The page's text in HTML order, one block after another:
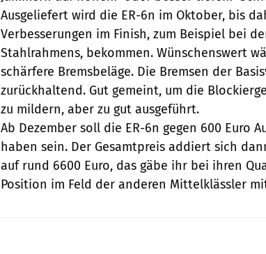
Ausgeliefert wird die ER-6n im Oktober, bis
Verbesserungen im Finish, zum Beispiel bei
Stahlrahmens, bekommen. Wünschenswert
schärfere Bremsbeläge. Die Bremsen der
zurückhaltend. Gut gemeint, um die
zu mildern, aber zu gut ausgeführt.
Ab Dezember soll die ER-6n gegen 600 Euro
haben sein. Der Gesamtpreis addiert sich
auf rund 6600 Euro, das gäbe ihr bei ihren
Position im Feld der anderen Mittelklässler